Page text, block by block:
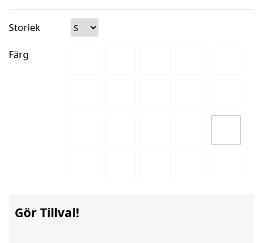
Storlek
Färg
Gör Tillval!